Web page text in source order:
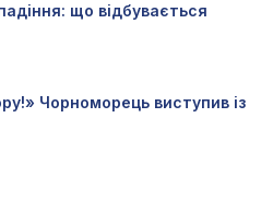
що відбувається
Чорноморець виступив із